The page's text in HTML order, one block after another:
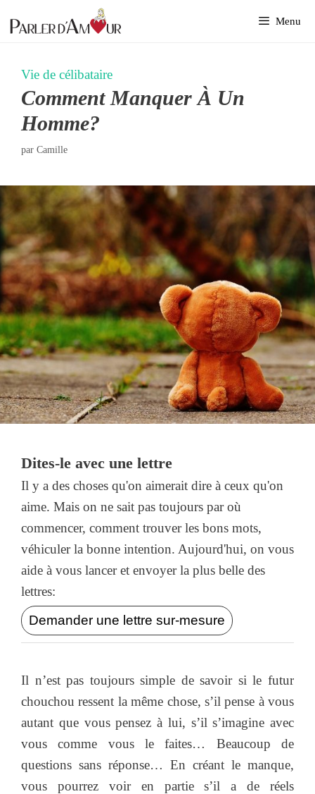
au
Menu
Vie de célibataire
Comment Manquer À Un
Homme?
par Camille
Dites-le avec une lettre
Il y a des choses qu'on aimerait dire à ceux qu'on
aime. Mais on ne sait pas toujours par où
commencer, comment trouver les bons mots,
véhiculer la bonne intention. Aujourd'hui, on vous
aide à vous lancer et envoyer la plus belle des
lettres:
Demander une lettre sur-mesure
Il n’est pas toujours simple de savoir si le futur
chouchou ressent la même chose, s’il pense à vous
autant que vous pensez à lui, s’il s’imagine avec
vous comme vous le faites… Beaucoup de
questions sans réponse… En créant le manque,
vous pourrez voir en partie s’il a de réels